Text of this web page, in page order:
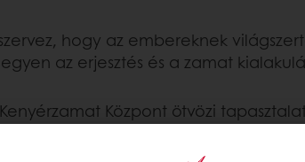
hogy az embereknek
az erjesztés és a zamat
Központ ötvözi
befolyásolja magának a